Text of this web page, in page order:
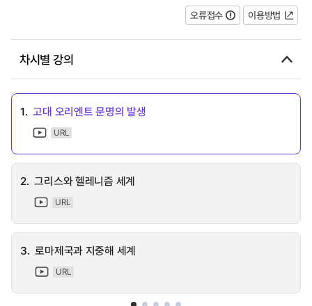
오류접수 이용방법
차시별 강의
1. 고대 오리엔트 문명의 발생
URL
2. 그리스와 헬레니즘 세계
URL
3. 로마제국과 지중해 세계
URL